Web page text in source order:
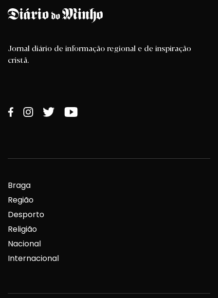
Jornal diário de informação regional e de inspiração
cristã.
Braga
Região
Desporto
Religião
Nacional
Internacional